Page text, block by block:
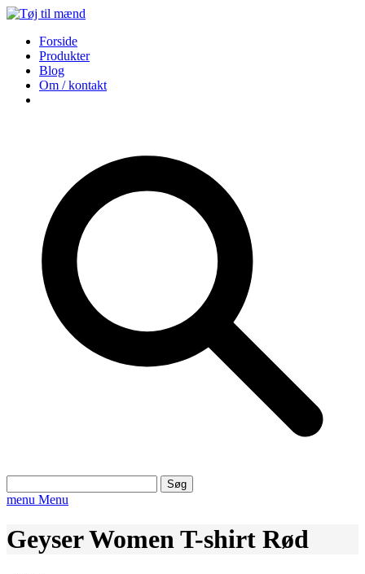
Forside
Produkter
Blog
Om / kontakt
efter:
menu Menu
Geyser Women T-shirt Rød